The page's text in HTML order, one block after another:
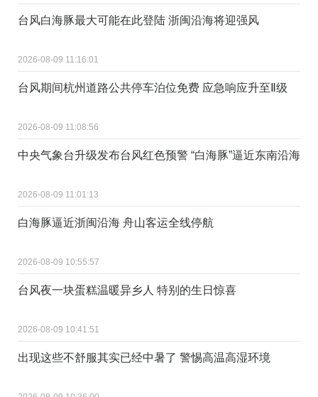
台风白海豚最大可能在此登陆 浙闽沿海将迎强风
2026-08-09 11:16:01
台风期间杭州道路公共停车泊位免费 应急响应升至Ⅱ级
2026-08-09 11:08:56
中央气象台升级发布台风红色预警 “白海豚”逼近东南沿海
2026-08-09 11:01:13
白海豚逼近浙闽沿海 舟山客运全线停航
2026-08-09 10:55:57
台风夜一块蛋糕温暖异乡人 特别的生日惊喜
2026-08-09 10:41:51
出现这些不舒服其实已经中暑了 警惕高温高湿环境